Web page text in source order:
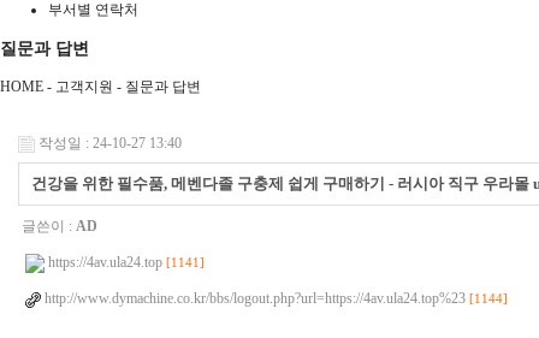
부서별 연락처
질문과 답변
HOME - 고객지원 - 질문과 답변
작성일 : 24-10-27 13:40
건강을 위한 필수품, 메벤다졸 구충제 쉽게 구매하기 - 러시아 직구 우라몰
글쓴이 : AD
https://4av.ula24.top [1141]
http://www.dymachine.co.kr/bbs/logout.php?url=https://4av.ula24.top%23 [1144]